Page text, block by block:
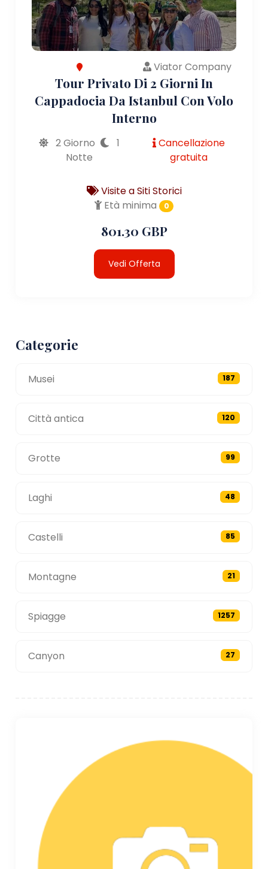
Viator Company
Tour Privato Di 2 Giorni In
Cappadocia Da Istanbul Con Volo
Interno
2 Giorno
1
Notte
Cancellazione
gratuita
Visite a Siti Storici
Età minima
0
801.30 GBP
Vedi Offerta
Categorie
Musei 187
Città antica 120
Grotte 99
Laghi 48
Castelli 85
Montagne 21
Spiagge 1257
Canyon 27